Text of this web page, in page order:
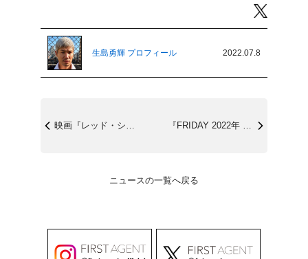
生島勇輝 プロフィール 2022.07.8
映画『レッド・シューズ』ファンタジア国際... 『FRIDAY 2022年 7/22 号...
ニュースの一覧へ戻る